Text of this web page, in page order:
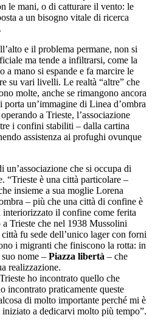
le mani, o di catturare il vento: le
a un bisogno vitale di ricerca
e il problema permane, non si
ma tende a infiltrarsi, come la
a mano si espande e fa marcire le
su vari livelli. Le realtà “altre” che
molte, anche se rimangono ancora
un’immagine di Linea d’ombra
a Trieste, l’associazione
i confini stabiliti – dalla cartina
assistenza ai profughi ovunque
un’associazione che si occupa di
“Trieste è una città particolare –
insieme a sua moglie Lorena
– più che una città di confine è
interiorizzato il confine come ferita
Trieste che nel 1938 Mussolini
fu sede dell’unico lager con forni
i migranti che finiscono la rotta: in
nome – Piazza libertà – che
realizzazione.
ho incontrato quello che
incontrato praticamente queste
di molto importante perché mi è
iniziato a dedicarvi molto più tempo”.